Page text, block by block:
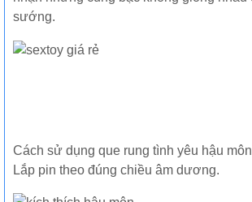
sướng.
Cách sử dụng que rung tình yêu hậu môn
Lắp pin theo đúng chiều âm dương.